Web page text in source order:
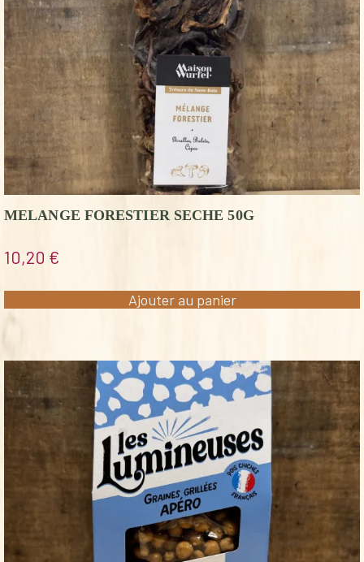
MELANGE FORESTIER SECHE 50G
10,20 €
Ajouter au panier